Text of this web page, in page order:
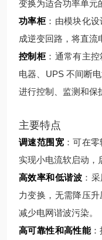
变换为适合功率单元
功率柜：由模块化
成逆变回路，将直流
控制柜：通常有主
电器、UPS 不间断
进行控制、监测和保
主要特点
调速范围宽：可在
实现小电流软启动，
高效率和低谐波 ：
力变换，无需降压
减少电网谐波污染。
高可靠性和高性能：